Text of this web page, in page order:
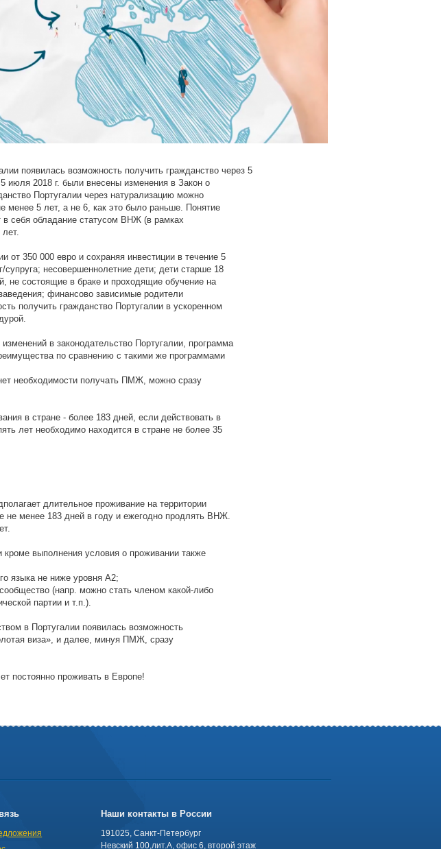
появилась возможность получить гражданство через 5
июля 2018 г. были внесены изменения в Закон о
Португалии через натурализацию можно
менее 5 лет, а не 6, как это было раньше. Понятие
в себя обладание статусом ВНЖ (в рамках
от 350 000 евро и сохраняя инвестиции в течение 5
супруга; несовершеннолетние дети; дети старше 18
не состоящие в браке и проходящие обучение на
финансово зависимые родители
получить гражданство Португалии в ускоренном
в законодательство Португалии, программа
по сравнению с такими же программами
необходимости получать ПМЖ, можно сразу
в стране - более 183 дней, если действовать в
лет необходимо находится в стране не более 35
длительное проживание на территории
не менее 183 дней в году и ежегодно продлять ВНЖ.
выполнения условия о проживании также
языка не ниже уровня А2;
(напр. можно стать членом какой-либо
партии и т.п.).
в Португалии появилась возможность
виза», и далее, минуя ПМЖ, сразу
постоянно проживать в Европе!
Наши контакты в России
191025, Санкт-Петербург
Невский 100,лит.А, офис 6, второй этаж